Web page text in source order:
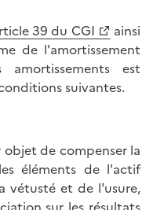
39 du CGI
ainsi
de l'amortissement
est
suivantes.
objet de compenser la
éléments de l'actif
vétusté et de l'usure,